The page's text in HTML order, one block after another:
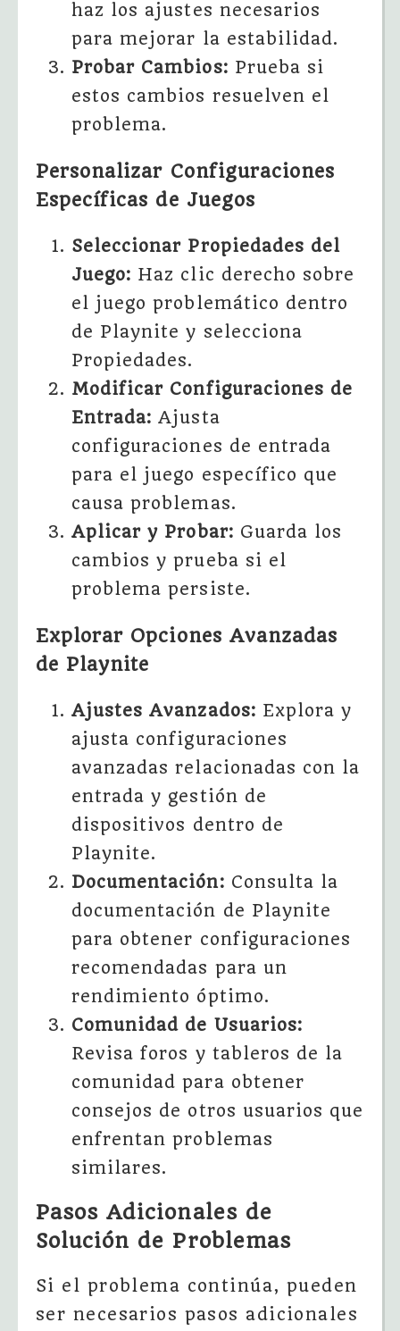
haz los ajustes necesarios
para mejorar la estabilidad.
Probar Cambios: Prueba si
estos cambios resuelven el
problema.
Personalizar Configuraciones
Específicas de Juegos
Seleccionar Propiedades del
Juego: Haz clic derecho sobre
el juego problemático dentro
de Playnite y selecciona
Propiedades.
Modificar Configuraciones de
Entrada: Ajusta
configuraciones de entrada
para el juego específico que
causa problemas.
Aplicar y Probar: Guarda los
cambios y prueba si el
problema persiste.
Explorar Opciones Avanzadas
de Playnite
Ajustes Avanzados: Explora y
ajusta configuraciones
avanzadas relacionadas con la
entrada y gestión de
dispositivos dentro de
Playnite.
Documentación: Consulta la
documentación de Playnite
para obtener configuraciones
recomendadas para un
rendimiento óptimo.
Comunidad de Usuarios:
Revisa foros y tableros de la
comunidad para obtener
consejos de otros usuarios que
enfrentan problemas
similares.
Pasos Adicionales de
Solución de Problemas
Si el problema continúa, pueden
ser necesarios pasos adicionales